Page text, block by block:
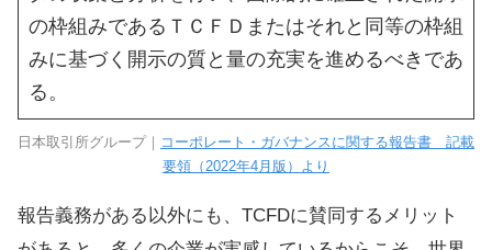
の枠組みであるＴＣＦＤまたはそれと同等の枠組
みに基づく開示の質と量の充実を進めるべきであ
る。
日本取引所グループ｜ コーポレート・ガバナンスに関する報告書 記載
要領（2022年4月版）より
報告義務がある以外にも、TCFDに賛同するメリット